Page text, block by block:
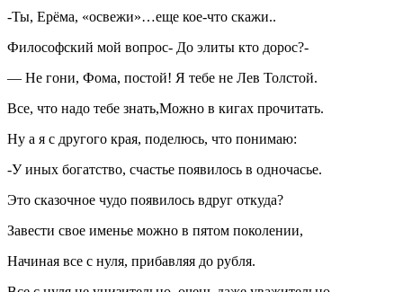
-Ты, Ерёма, «освежи»…еще кое-что скажи..
Философский мой вопрос- До элиты кто дорос?-
— Не гони, Фома, постой! Я тебе не Лев Толстой.
Все, что надо тебе знать,Можно в кигах прочитать.
Ну а я с другого края, поделюсь, что понимаю:
-У иных богатство, счастье появилось в одночасье.
Это сказочное чудо появилось вдруг откуда?
Завести свое именье можно в пятом поколении,
Начиная все с нуля, прибавляя до рубля.